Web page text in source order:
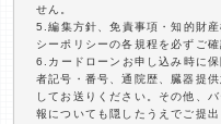
せん。
5.編集方針、免責事項・知的財
シーポリシーの各規程を必ずご
6.カードローンお申し込み時に
者記号・番号、通院歴、臓器提
してお送りください。その他、
報についても隠したうえでご提出